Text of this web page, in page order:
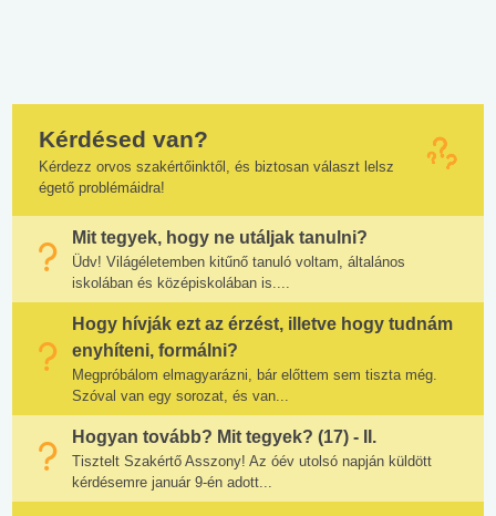
Kérdésed van?
Kérdezz orvos szakértőinktől, és biztosan választ lelsz
égető problémáidra!
Mit tegyek, hogy ne utáljak tanulni?
Üdv! Világéletemben kitűnő tanuló voltam, általános
iskolában és középiskolában is....
Hogy hívják ezt az érzést, illetve hogy tudnám
enyhíteni, formálni?
Megpróbálom elmagyarázni, bár előttem sem tiszta még.
Szóval van egy sorozat, és van...
Hogyan tovább? Mit tegyek? (17) - II.
Tisztelt Szakértő Asszony! Az óév utolsó napján küldött
kérdésemre január 9-én adott...